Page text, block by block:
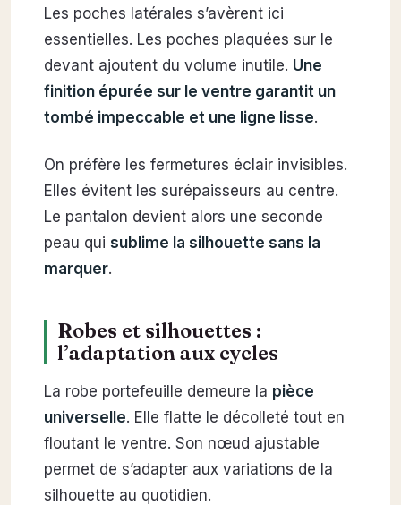
Les poches latérales s’avèrent ici
essentielles. Les poches plaquées sur le
devant ajoutent du volume inutile. Une
finition épurée sur le ventre garantit un
tombé impeccable et une ligne lisse.
On préfère les fermetures éclair invisibles.
Elles évitent les surépaisseurs au centre.
Le pantalon devient alors une seconde
peau qui sublime la silhouette sans la
marquer.
Robes et silhouettes :
l’adaptation aux cycles
La robe portefeuille demeure la pièce
universelle. Elle flatte le décolleté tout en
floutant le ventre. Son nœud ajustable
permet de s’adapter aux variations de la
silhouette au quotidien.